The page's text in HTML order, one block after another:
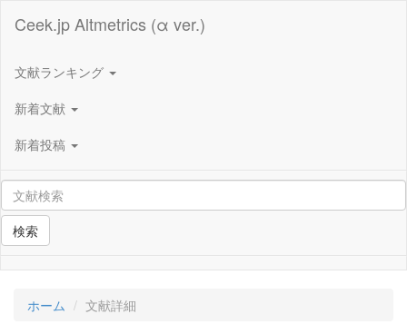
Ceek.jp Altmetrics (α ver.)
文献ランキング
新着文献
新着投稿
検索
ホーム 文献詳細